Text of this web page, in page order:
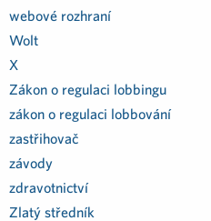
webové rozhraní
Wolt
X
Zákon o regulaci lobbingu
zákon o regulaci lobbování
zastřihovač
závody
zdravotnictví
Zlatý středník